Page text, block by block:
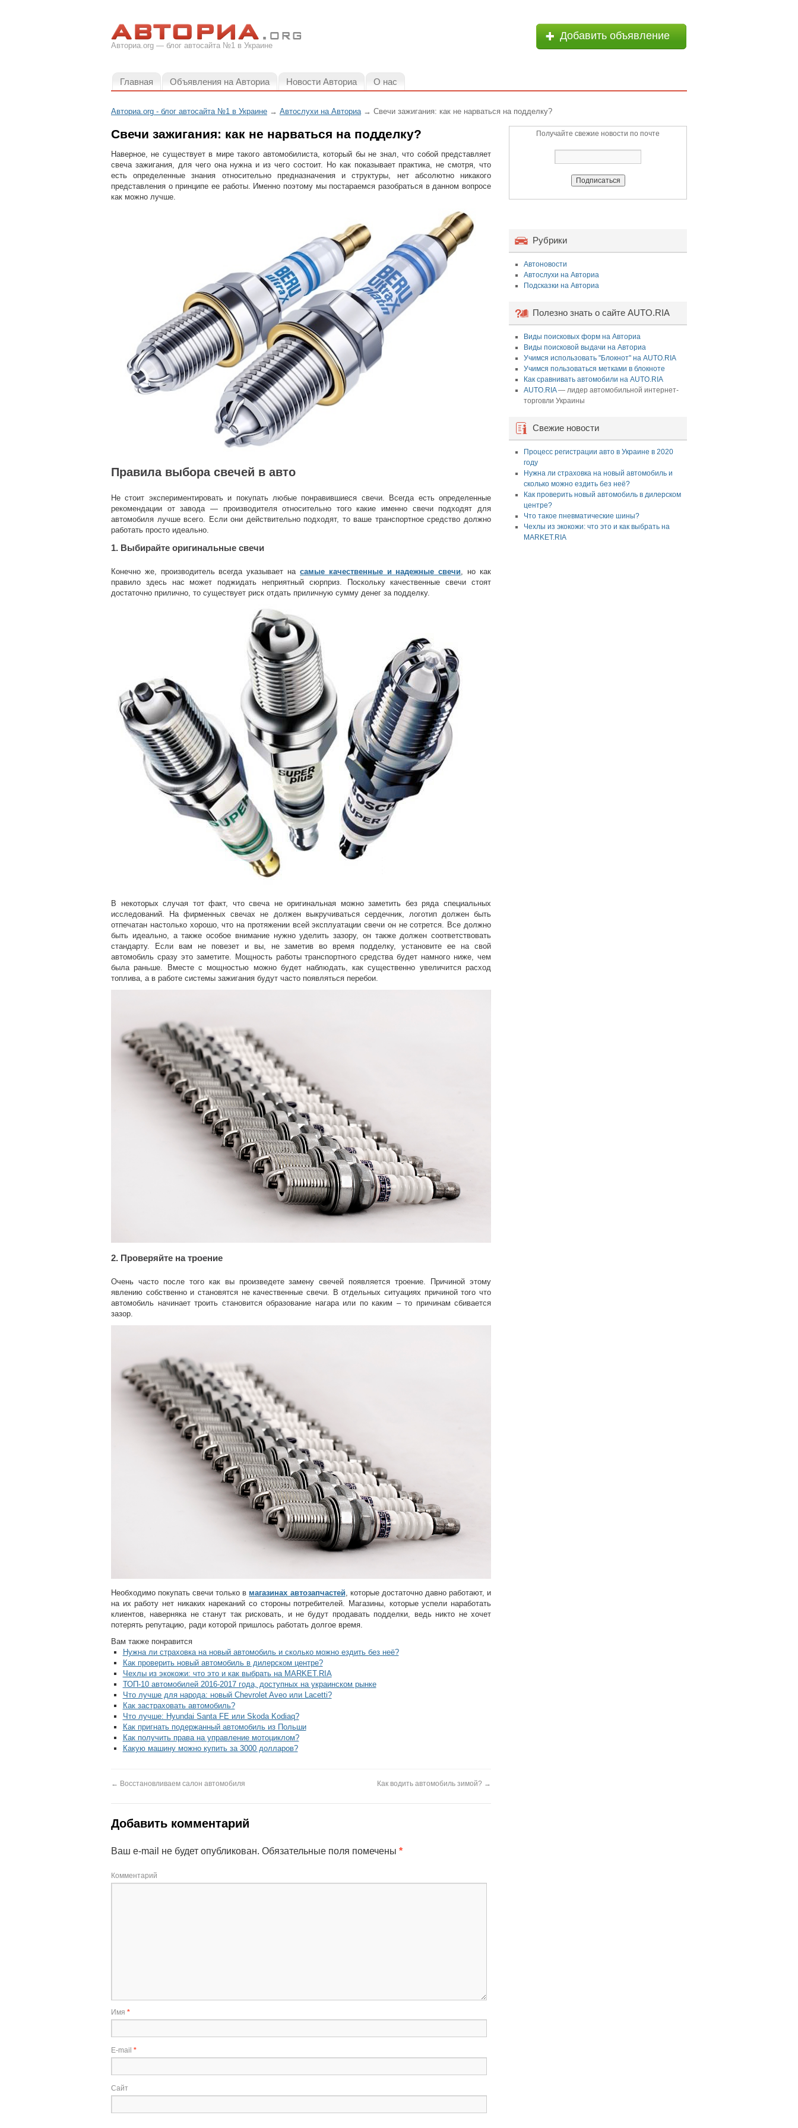
Авториа.org — блог автосайта №1 в Украине
Добавить объявление
Главная Объявления на Авториа Новости Авториа О нас
Авториа.org - блог автосайта №1 в Украине → Автослухи на Авториа→ Свечи зажигания: как не нарваться на подделку?
Свечи зажигания: как не нарваться на подделку?
Наверное, не существует в мире такого автомобилиста, который бы не знал, что собой представляет
свеча зажигания, для чего она нужна и из чего состоит. Но как показывает практика, не смотря, что
есть определенные знания относительно предназначения и структуры, нет абсолютно никакого
представления о принципе ее работы. Именно поэтому мы постараемся разобраться в данном вопросе
как можно лучше.
Правила выбора свечей в авто
Не стоит экспериментировать и покупать любые понравившиеся свечи. Всегда есть определенные
рекомендации от завода — производителя относительно того какие именно свечи подходят для
автомобиля лучше всего. Если они действительно подходят, то ваше транспортное средство должно
работать просто идеально.
1. Выбирайте оригинальные свечи
Конечно же, производитель всегда указывает на самые качественные и надежные свечи , но как
правило здесь нас может поджидать неприятный сюрприз. Поскольку качественные свечи стоят
достаточно прилично, то существует риск отдать приличную сумму денег за подделку.
В некоторых случая тот факт, что свеча не оригинальная можно заметить без ряда специальных
исследований. На фирменных свечах не должен выкручиваться сердечник, логотип должен быть
отпечатан настолько хорошо, что на протяжении всей эксплуатации свечи он не сотрется. Все должно
быть идеально, а также особое внимание нужно уделить зазору, он также должен соответствовать
стандарту. Если вам не повезет и вы, не заметив во время подделку, установите ее на свой
автомобиль сразу это заметите. Мощность работы транспортного средства будет намного ниже, чем
была раньше. Вместе с мощностью можно будет наблюдать, как существенно увеличится расход
топлива, а в работе системы зажигания будут часто появляться перебои.
2. Проверяйте на троение
Очень часто после того как вы произведете замену свечей появляется троение. Причиной этому
явлению собственно и становятся не качественные свечи. В отдельных ситуациях причиной того что
автомобиль начинает троить становится образование нагара или по каким – то причинам сбивается
зазор.
Необходимо покупать свечи только в магазинах автозапчастей , которые достаточно давно работают, и
на их работу нет никаких нареканий со стороны потребителей. Магазины, которые успели наработать
клиентов, наверняка не станут так рисковать, и не будут продавать подделки, ведь никто не хочет
потерять репутацию, ради которой пришлось работать долгое время.
Вам также понравится
Нужна ли страховка на новый автомобиль и сколько можно ездить без неё?
Как проверить новый автомобиль в дилерском центре?
Чехлы из экокожи: что это и как выбрать на MARKET.RIA
ТОП-10 автомобилей 2016-2017 года, доступных на украинском рынке
Что лучше для народа: новый Chevrolet Aveo или Lacetti?
Как застраховать автомобиль?
Что лучше: Hyundai Santa FE или Skoda Kodiaq?
Как пригнать подержанный автомобиль из Польши
Как получить права на управление мотоциклом?
Какую машину можно купить за 3000 долларов?
← Восстановливаем салон автомобиля Как водить автомобиль зимой? →
Добавить комментарий
Ваш e-mail не будет опубликован. Обязательные поля помечены *
Комментарий
Имя *
E-mail *
Сайт
Получайте свежие новости по почте
Рубрики
Автоновости
Автослухи на Авториа
Подсказки на Авториа
Полезно знать о сайте AUTO.RIA
Виды поисковых форм на Авториа
Виды поисковой выдачи на Авториа
Учимся использовать "Блокнот" на AUTO.RIA
Учимся пользоваться метками в блокноте
Как сравнивать автомобили на AUTO.RIA
AUTO.RIA— лидер автомобильной интернет-
торговли Украины
Свежие новости
Процесс регистрации авто в Украине в 2020
году
Нужна ли страховка на новый автомобиль и
сколько можно ездить без неё?
Как проверить новый автомобиль в дилерском
центре?
Что такое пневматические шины?
Чехлы из экокожи: что это и как выбрать на
MARKET.RIA